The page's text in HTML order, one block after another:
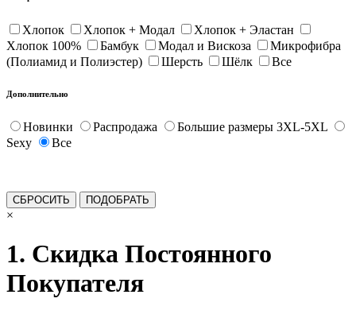
Хлопок Хлопок + Модал
Хлопок + Эластан
Хлопок 100%
Бамбук Модал и Вискоза
Микрофибра
(Полиамид и Полиэстер)
Шерсть Шёлк Все
Дополнительно
Новинки Распродажа
Большие размеры 3XL-5XL
Sexy
Все
×
1. Скидка Постоянного
Покупателя